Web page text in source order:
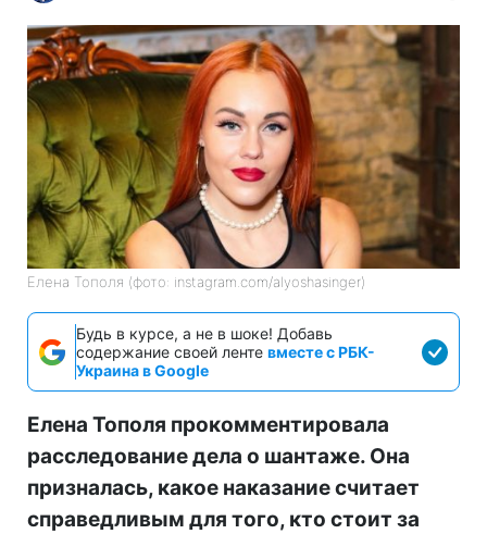
Елена Тополя (фото: instagram.com/alyoshasinger)
Будь в курсе, а не в шоке! Добавь
содержание своей ленте вместе с РБК-
Украина в Google
Елена Тополя прокомментировала
расследование дела о шантаже. Она
призналась, какое наказание считает
справедливым для того, кто стоит за